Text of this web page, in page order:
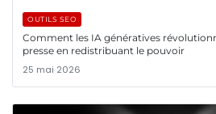
OUTILS SEO
Comment les IA génératives
presse en redistribuant le pouvoir
25 mai 2026